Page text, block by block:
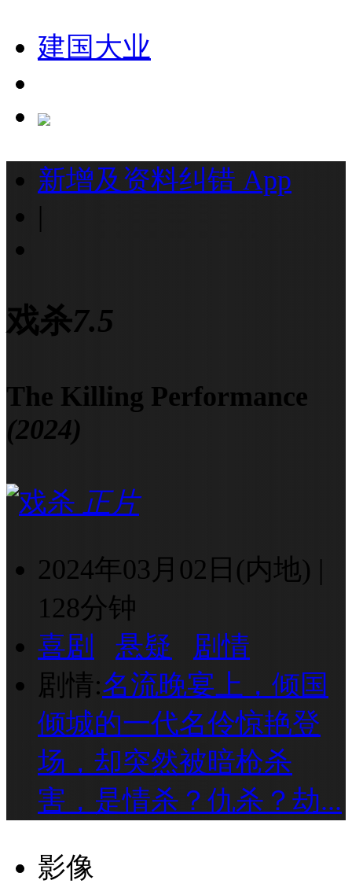
建国大业
新增及资料纠错 App
|
戏杀7.5
The Killing Performance
(2024)
正片
2024年03月02日(内地) |
128分钟
喜剧
悬疑
剧情
剧情:名流晚宴上，倾国
倾城的一代名伶惊艳登
场，却突然被暗枪杀
害，是情杀？仇杀？劫...
影像